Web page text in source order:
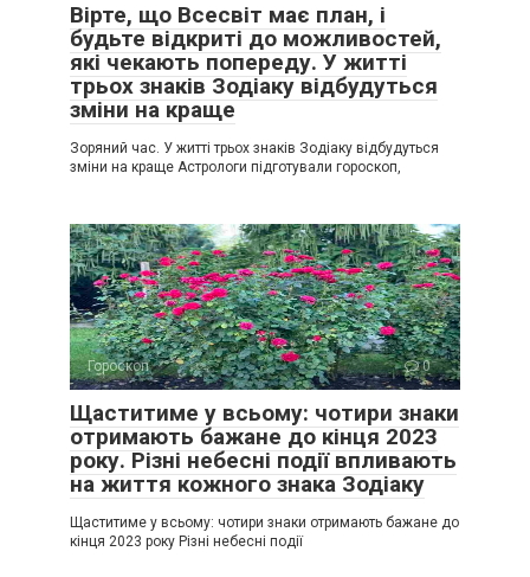
Вірте, що Всесвіт має план, і
будьте відкриті до можливостей,
які чекають попереду. У житті
трьох знаків Зодіаку відбудуться
зміни на краще
Зоряний час. У житті трьох знаків Зодіаку відбудуться
зміни на краще Астрологи підготували гороскоп,
Гороскоп 0
Щаститиме у всьому: чотири знаки
отримають бажане до кінця 2023
року. Різні небесні події впливають
на життя кожного знака Зодіаку
Щаститиме у всьому: чотири знаки отримають бажане до
кінця 2023 року Різні небесні події